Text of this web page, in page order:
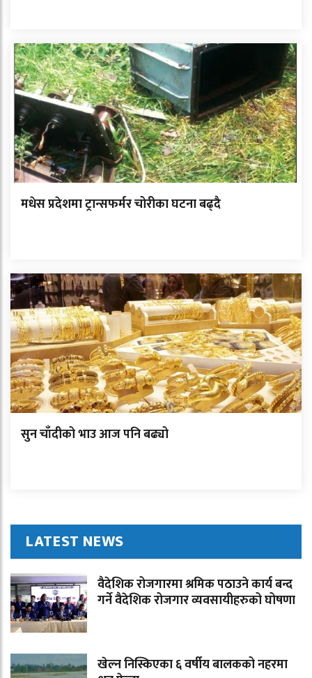
मधेस प्रदेशमा ट्रान्सफर्मर चोरीका घटना बढ्दै
सुन चाँदीको भाउ आज पनि बढ्यो
LATEST NEWS
वैदेशिक रोजगारमा श्रमिक पठाउने कार्य बन्द
गर्ने वैदेशिक रोजगार व्यवसायीहरुको घोषणा
खेल्न निस्किएका ६ वर्षीय बालकको नहरमा